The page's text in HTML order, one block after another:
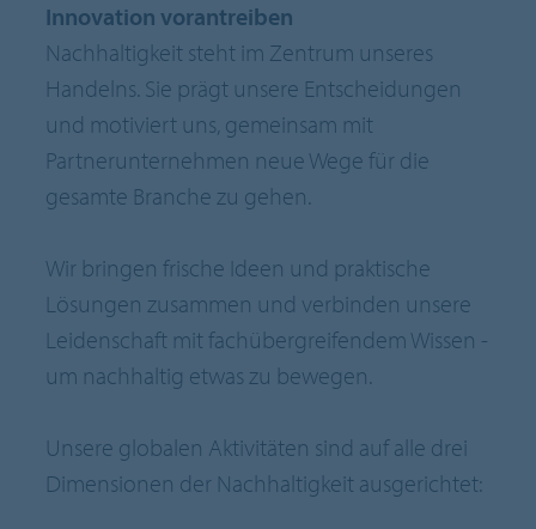
Innovation vorantreiben
Nachhaltigkeit steht im Zentrum unseres
Handelns. Sie prägt unsere Entscheidungen
und motiviert uns, gemeinsam mit
Partnerunternehmen neue Wege für die
gesamte Branche zu gehen.
Wir bringen frische Ideen und praktische
Lösungen zusammen und verbinden unsere
Leidenschaft mit fachübergreifendem Wissen -
um nachhaltig etwas zu bewegen.
Unsere globalen Aktivitäten sind auf alle drei
Dimensionen der Nachhaltigkeit ausgerichtet: